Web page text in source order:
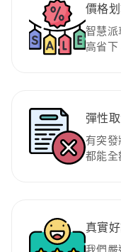
價格
智慧派
高省
彈性
有突發
都能全
真實